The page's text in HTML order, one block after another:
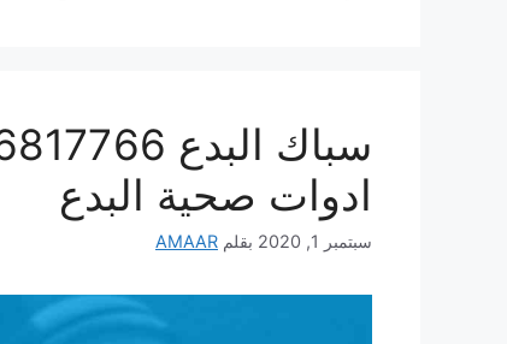
ادوات صحية البدع
سبتمبر 1, 2020 بقلم AMAAR